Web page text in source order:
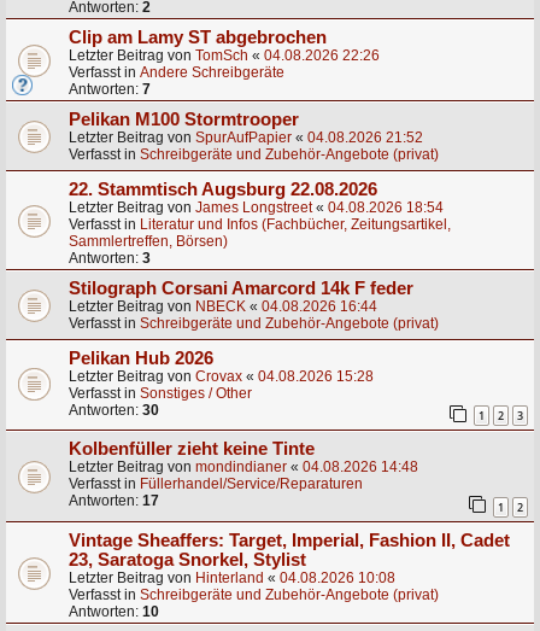
Antworten: 2
Clip am Lamy ST abgebrochen
Letzter Beitrag von TomSch « 04.08.2026 22:26
Verfasst in Andere Schreibgeräte
Antworten: 7
Pelikan M100 Stormtrooper
Letzter Beitrag von SpurAufPapier « 04.08.2026 21:52
Verfasst in Schreibgeräte und Zubehör-Angebote (privat)
22. Stammtisch Augsburg 22.08.2026
Letzter Beitrag von James Longstreet« 04.08.2026 18:54
Verfasst in Literatur und Infos (Fachbücher, Zeitungsartikel,
Sammlertreffen, Börsen)
Antworten: 3
Stilograph Corsani Amarcord 14k F feder
Letzter Beitrag von NBECK « 04.08.2026 16:44
Verfasst in Schreibgeräte und Zubehör-Angebote (privat)
Pelikan Hub 2026
Letzter Beitrag von Crovax « 04.08.2026 15:28
Verfasst in Sonstiges / Other
Antworten: 30 1 2 3
Kolbenfüller zieht keine Tinte
Letzter Beitrag von mondindianer « 04.08.2026 14:48
Verfasst in Füllerhandel/Service/Reparaturen
Antworten: 17 1 2
Vintage Sheaffers: Target, Imperial, Fashion II, Cadet
23, Saratoga Snorkel, Stylist
Letzter Beitrag von Hinterland « 04.08.2026 10:08
Verfasst in Schreibgeräte und Zubehör-Angebote (privat)
Antworten: 10